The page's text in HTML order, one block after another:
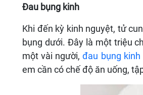
Đau bụng kinh
Khi đến kỳ kinh nguyệt, tử
bụng dưới. Đây là một triệu
một vài người,đau bụng kinh
em cần có chế độ ăn uống,